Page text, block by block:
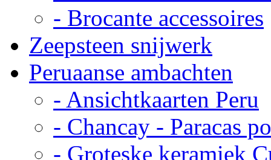
- Brocante accessoires
Zeepsteen snijwerk
Peruaanse ambachten
- Ansichtkaarten Peru
- Chancay - Paracas
- Groteske keramiek